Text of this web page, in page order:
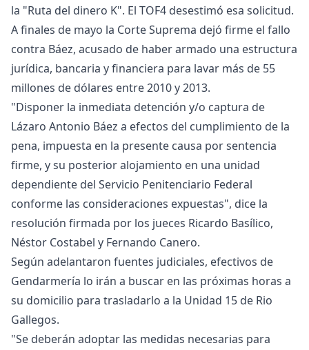
la "Ruta del dinero K". El TOF4 desestimó esa solicitud.
A finales de mayo la Corte Suprema dejó firme el fallo
contra Báez, acusado de haber armado una estructura
jurídica, bancaria y financiera para lavar más de 55
millones de dólares entre 2010 y 2013.
"Disponer la inmediata detención y/o captura de
Lázaro Antonio Báez a efectos del cumplimiento de la
pena, impuesta en la presente causa por sentencia
firme, y su posterior alojamiento en una unidad
dependiente del Servicio Penitenciario Federal
conforme las consideraciones expuestas", dice la
resolución firmada por los jueces Ricardo Basílico,
Néstor Costabel y Fernando Canero.
Según adelantaron fuentes judiciales, efectivos de
Gendarmería lo irán a buscar en las próximas horas a
su domicilio para trasladarlo a la Unidad 15 de Rio
Gallegos.
"Se deberán adoptar las medidas necesarias para